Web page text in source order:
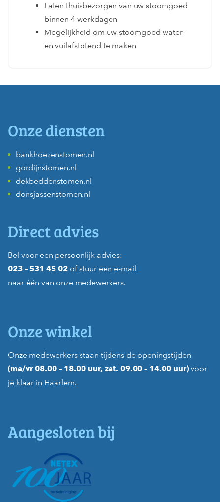
Laten thuisbezorgen van uw stoomgoed
binnen 4 werkdagen
Mogelijkheid om uw stoomgoed water-
en vuilafstotend te maken
Onze diensten
bankhoezenstomen.nl
gordijnstomen.nl
dekbeddenstomen.nl
donsjassenstomen.nl
Direct advies
Bel voor een persoonlijk advies:
023 – 531 45 02 of stuur een e-mail
naar één van onze medewerkers.
Onze winkel
Onze medewerkers staan tijdens de openingstijden
(ma/vr 08.00 – 18.00 uur, zat. 09.00 – 14.00 uur) voor
je klaar in Haarlem.
Aangesloten bij